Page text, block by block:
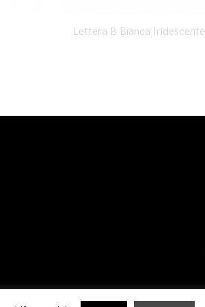
Lettera B Bianca Iridescente